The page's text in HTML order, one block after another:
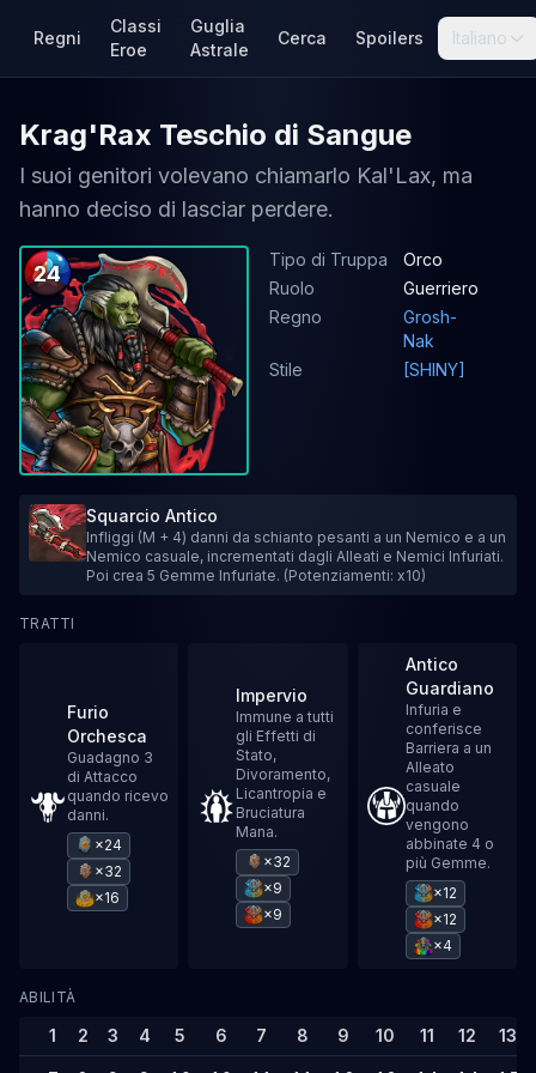
Regni
Classi
Eroe
Guglia
Astrale
Cerca Spoilers Italiano
Krag'Rax Teschio di Sangue
I suoi genitori volevano chiamarlo Kal'Lax, ma
hanno deciso di lasciar perdere.
24
Tipo di Truppa
Orco
Ruolo
Guerriero
Regno
Grosh-
Nak
Stile
[SHINY]
Squarcio Antico
Infliggi (M + 4) danni da schianto pesanti a un Nemico e a un
Nemico casuale, incrementati dagli Alleati e Nemici Infuriati.
Poi crea 5 Gemme Infuriate. (Potenziamenti: x10)
TRATTI
Furio
Orchesca
Guadagno 3
di Attacco
quando ricevo
danni.
×24
×32
×16
Impervio
Immune a tutti
gli Effetti di
Stato,
Divoramento,
Licantropia e
Bruciatura
Mana.
×32
×9
×9
Antico
Guardiano
Infuria e
conferisce
Barriera a un
Alleato
casuale
quando
vengono
abbinate 4 o
più Gemme.
×12
×12
×4
ABILITÀ
1 2 3 4 5 6 7 8 9 10 11 12 13